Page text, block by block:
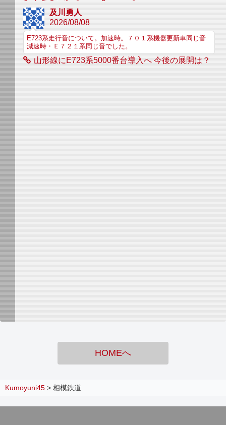
及川勇人
2026/08/08
E723系走行音について。加速時。７０１系機器更新車同じ音
減速時・Ｅ７２１系同じ音でした。
山形線にE723系5000番台導入へ 今後の展開は？
HOMEへ
Kumoyuni45 > 相模鉄道